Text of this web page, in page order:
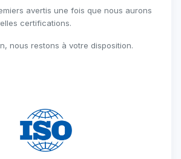
avertis une fois que nous aurons
certifications.
nous restons à votre disposition.